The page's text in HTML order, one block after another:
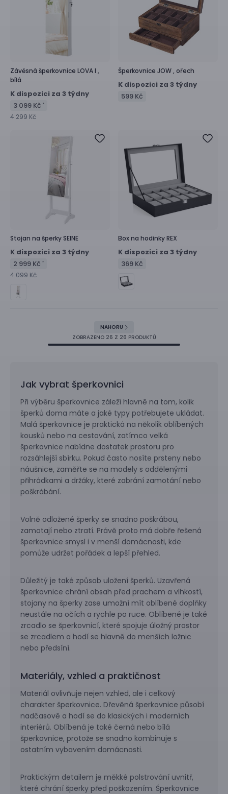
Závěsná šperkovnice LOVA I ,
bílá
K dispozici za 3 týdny
3 099 Kč *
4 299 Kč
Šperkovnice JOW , ořech
K dispozici za 3 týdny
599 Kč
Stojan na šperkySEINE
K dispozici za 3 týdny
2 999 Kč *
4 099 Kč
Box na hodinkyREX
K dispozici za 3 týdny
369 Kč
NAHORU
ZOBRAZENO 26 Z 26 PRODUKTŮ
Jak vybrat šperkovnici
Při výběru šperkovnice záleží hlavně na tom, kolik
šperků doma máte a jaké typy potřebujete ukládat.
Malá šperkovnice je praktická na několik oblíbených
kousků nebo na cestování, zatímco velká
šperkovnice nabídne dostatek prostoru pro
rozsáhlejší sbírku. Pokud často nosíte prsteny nebo
náušnice, zaměřte se na modely s oddělenými
přihrádkami a držáky, které zabrání zamotání nebo
poškrábání.
Volně odložené šperky se snadno poškrábou,
zamotají nebo ztratí. Právě proto má dobře řešená
šperkovnice smysl i v menší domácnosti, kde
pomůže udržet pořádek a lepší přehled.
Důležitý je také způsob uložení šperků. Uzavřená
šperkovnice chrání obsah před prachem a vlhkostí,
stojany na šperky zase umožní mít oblíbené doplňky
neustále na očích a rychle po ruce. Oblíbené je také
zrcadlo se šperkovnicí, které spojuje úložný prostor
se zrcadlem a hodí se hlavně do menších ložnic
nebo předsíní.
Materiály, vzhled a praktičnost
Materiál ovlivňuje nejen vzhled, ale i celkový
charakter šperkovnice. Dřevěná šperkovnice působí
nadčasově a hodí se do klasických i moderních
interiérů. Oblíbená je také černá nebo bílá
šperkovnice, protože se snadno kombinuje s
ostatním vybavením domácnosti.
Praktickým detailem je měkké polstrování uvnitř,
které chrání šperky před poškozením. Šperkovnice